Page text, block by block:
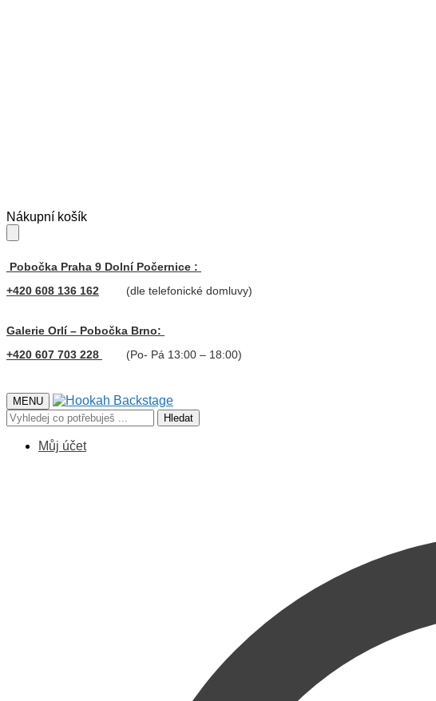
Skip
to
navigation
Skip
to
content
Nákupní košík
Pobočka Praha 9 Dolní Počernice :
+420 608 136 162
(dle telefonické domluvy)
Galerie Orlí – Pobočka Brno:
+420 607 703 228
(Po- Pá 13:00 – 18:00)
MENU
Hledat: Hledat
Můj účet